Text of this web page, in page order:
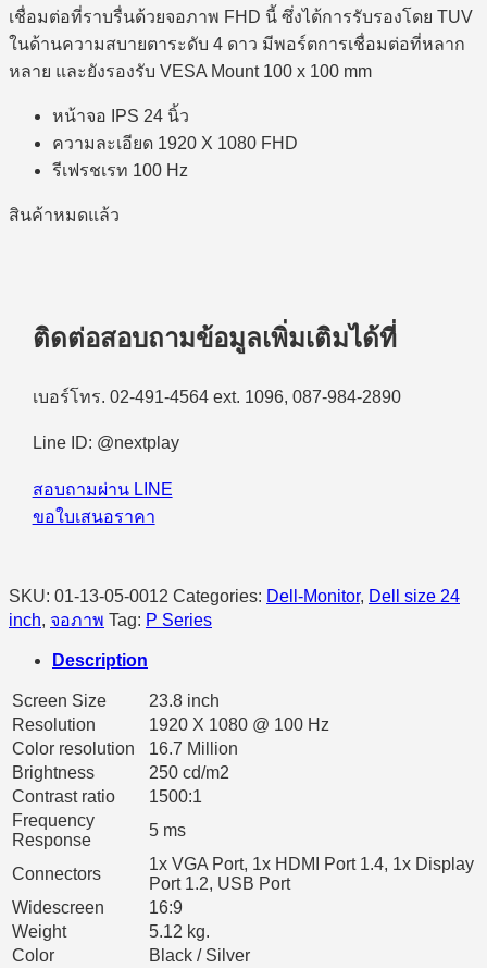
เชื่อมต่อที่ราบรื่นด้วยจอภาพ FHD นี้ ซึ่งได้การรับรองโดย TUV
ในด้านความสบายตาระดับ 4 ดาว มีพอร์ตการเชื่อมต่อที่หลาก
หลาย และยังรองรับ VESA Mount 100 x 100 mm
หน้าจอ IPS 24 นิ้ว
ความละเอียด 1920 X 1080 FHD
รีเฟรชเรท 100 Hz
สินค้าหมดแล้ว
ติดต่อสอบถามข้อมูลเพิ่มเติมได้ที่
เบอร์โทร. 02-491-4564 ext. 1096, 087-984-2890
Line ID: @nextplay
สอบถามผ่าน LINE
ขอใบเสนอราคา
SKU: 01-13-05-0012 Categories: Dell-Monitor, Dell size 24
inch, จอภาพ Tag: P Series
Description
Screen Size
23.8 inch
Resolution
1920 X 1080 @ 100 Hz
Color resolution
16.7 Million
Brightness
250 cd/m2
Contrast ratio
1500:1
Frequency
Response
5 ms
Connectors
1x VGA Port, 1x HDMI Port 1.4, 1x Display
Port 1.2, USB Port
Widescreen
16:9
Weight
5.12 kg.
Color
Black / Silver